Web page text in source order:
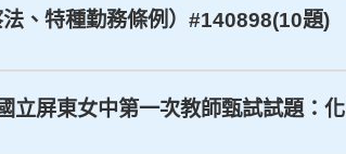
、特種勤務條例）#140898(10題)
立屏東女中第一次教師甄試試題：